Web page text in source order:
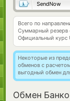
SendNow
Всего по
Суммарный резерв
Официальный курс
Некоторые из
обменов с
выгодный обмен
Обмен